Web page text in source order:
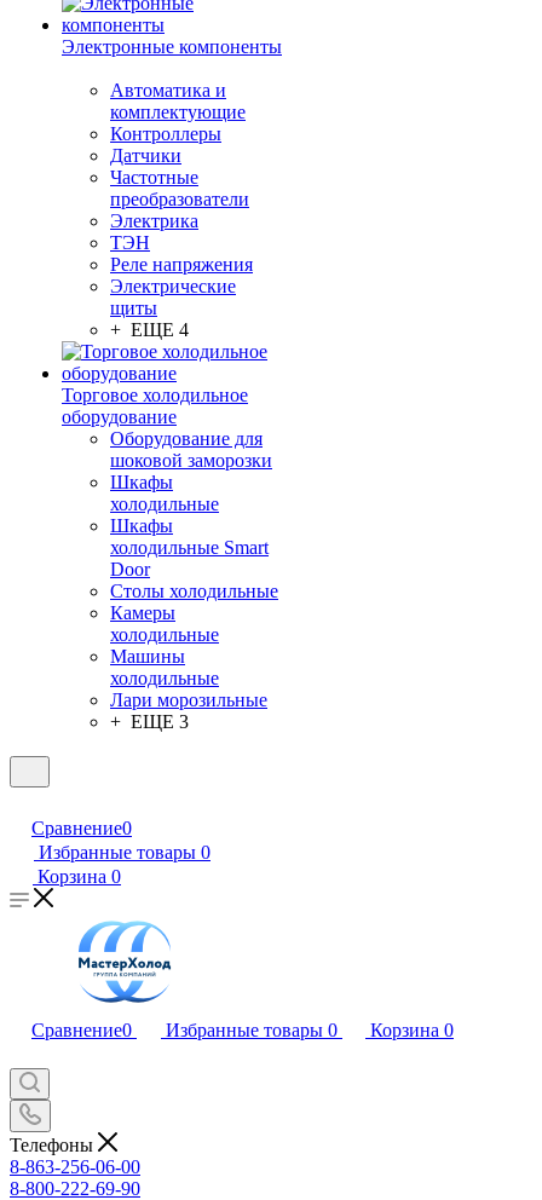
Электронные компоненты
Автоматика и
комплектующие
Контроллеры
Датчики
Частотные
преобразователи
Электрика
ТЭН
Реле напряжения
Электрические
щиты
+ ЕЩЕ 4
Торговое холодильное
оборудование
Оборудование для
шоковой заморозки
Шкафы
холодильные
Шкафы
холодильные Smart
Door
Столы холодильные
Камеры
холодильные
Машины
холодильные
Лари морозильные
+ ЕЩЕ 3
Сравнение0
Избранные товары 0
Корзина 0
Сравнение0 Избранные товары 0 Корзина 0
Телефоны
8-863-256-06-00
8-800-222-69-90